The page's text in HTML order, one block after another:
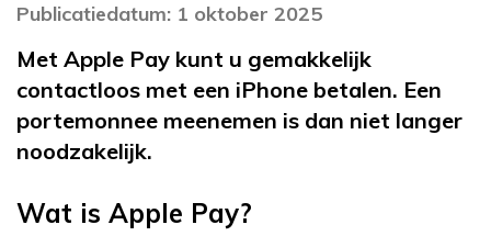
Publicatiedatum: 1 oktober 2025
Met Apple Pay kunt u gemakkelijk
contactloos met een iPhone betalen. Een
portemonnee meenemen is dan niet langer
noodzakelijk.
Wat is Apple Pay?